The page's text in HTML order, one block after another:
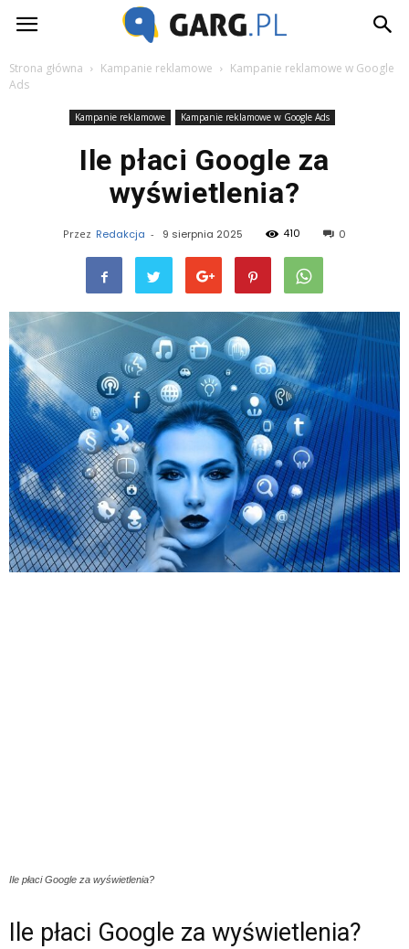
Garg.pl
Strona główna Kampanie reklamowe
Kampanie reklamowe w Google
Ads
Kampanie reklamowe Kampanie reklamowe w Google Ads
Ile płaci Google za
wyświetlenia?
Przez Redakcja - 9 sierpnia 2025 410 0
Ile płaci Google za wyświetlenia?
Ile płaci Google za wyświetlenia?